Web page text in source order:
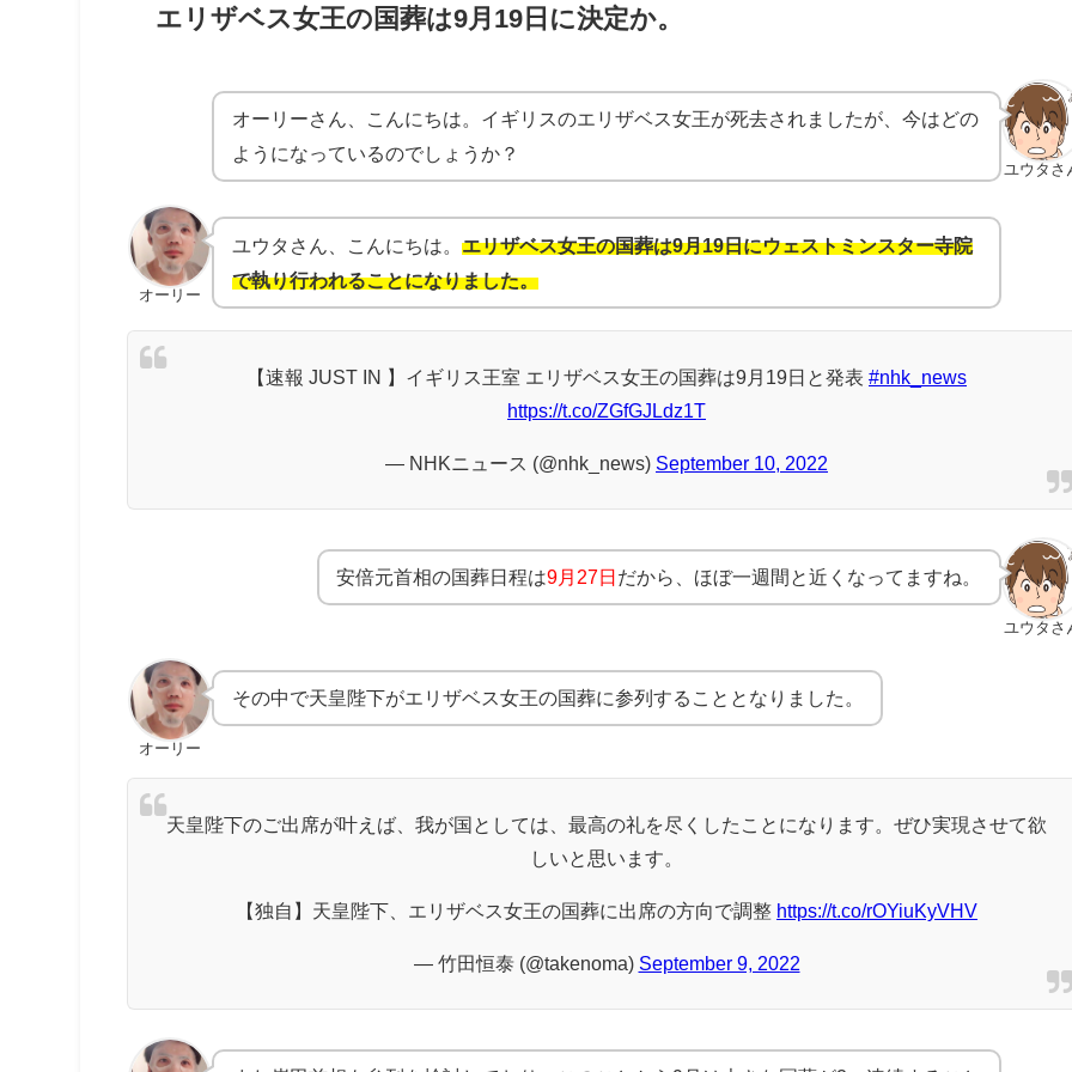
エリザベス女王の国葬は9月19日に決定か。
ユウタさ
オーリーさん、こんにちは。イギリスのエリザベス女王が死去されましたが、今はどの
ようになっているのでしょうか？
オーリー
ユウタさん、こんにちは。 エリザベス女王の国葬は9月19日にウェストミンスター寺院
で執り行われることになりました。
【速報 JUST IN 】イギリス王室 エリザベス女王の国葬は9月19日と発表 #nhk_news
https://t.co/ZGfGJLdz1T
— NHKニュース (@nhk_news) September 10, 2022
ユウタさ
安倍元首相の国葬日程は9月27日 だから、ほぼ一週間と近くなってますね。
オーリー
その中で天皇陛下がエリザベス女王の国葬に参列することとなりました。
天皇陛下のご出席が叶えば、我が国としては、最高の礼を尽くしたことになります。ぜひ実現させて欲
しいと思います。
【独自】天皇陛下、エリザベス女王の国葬に出席の方向で調整 https://t.co/rOYiuKyVHV
— 竹田恒泰 (@takenoma) September 9, 2022